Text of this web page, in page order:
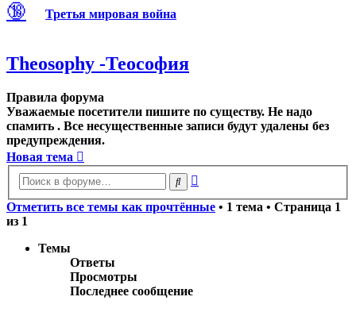
🔞 Третья мировая война
Theosophy -Теософия
Правила форума
Уважаемые посетители пишите по существу. Не надо
спамить . Все несущественные записи будут удалены без
предупреждения.
Новая тема
Поиск
Отметить все темы как прочтённые • 1 тема • Страница 1
из 1
Темы
Ответы
Просмотры
Последнее сообщение